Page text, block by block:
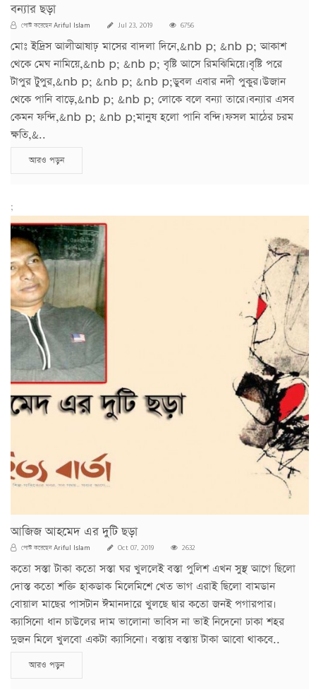
বন্যার ছড়া
পোস্ট করেছেনAriful Islam Jul 23, 2019 6756
মোঃ ইদ্রিস আলীআষাঢ় মাসের বাদলা দিনে,&nb p; &nb p; আকাশ
থেকে মেঘ নামিয়ে,&nb p; &nb p; বৃষ্টি আসে রিমঝিমিয়ে।বৃষ্টি পরে
টাপুর টুপুর,&nb p; &nb p; &nb p;ডুবল এবার নদী পুকুর।উজান
থেকে পানি বাড়ে,&nb p; &nb p; লোকে বলে বন্যা তারে।বন্যার এসব
কেমন ফন্দি,&nb p; &nb p;মানুষ হলো পানি বন্দি।ফসল মাঠের চরম
ক্ষতি,&..
আরও পড়ুন
;
আজিজ আহমেদ এর দুটি ছড়া
পোস্ট করেছেনAriful Islam Oct 07, 2019 2632
কতো সস্তা টাকা কতো সস্তা ঘর খুললেই বস্তা পুলিশ এখন সুস্থ আগে ছিলো
দোস্ত কতো শক্তি হাকডাক মিলেমিশে খেত ভাগ এরাই ছিলো বামডান
বোয়াল মাছের পাসটান ঈমানদারে খুলছে দ্বার কতো জনই পগারপার।
ক্যাসিনো ধান চাউলের দাম ভালোনা ভাবিস না ভাই নিদেনো ঢাকা শহর
দুজন মিলে খুলবো একটা ক্যাসিনো। বস্তায় বস্তায় টাকা আবো থাকবে..
আরও পড়ুন